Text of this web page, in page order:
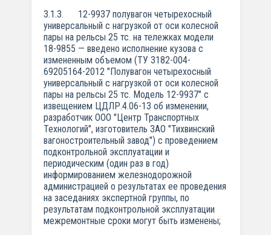
3.1.3. 12-9937 полувагон четырехосный
универсальный с нагрузкой от оси колесной
пары на рельсы 25 тс. на тележках модели
18-9855 — введено исполнение кузова с
измененным объемом (ТУ 3182-004-
69205164-2012 "Полувагон четырехосный
универсальный с нагрузкой от оси колесной
пары на рельсы 25 тс. Модель 12-9937" с
извещением ЦДЛР.4.06-13 об изменении,
разработчик ООО "Центр Транспортных
Технологий", изготовитель ЗАО "Тихвинский
вагоностроительный завод") с проведением
подконтрольной эксплуатации и
периодическим (один раз в год)
информированием железнодорожной
администрацией о результатах ее проведения
на заседаниях экспертной группы, по
результатам подконтрольной эксплуатации
межремонтные сроки могут быть изменены;